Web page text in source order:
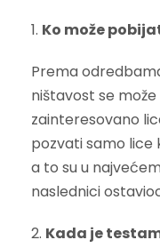
1. Ko može
Prema
ništavost se
zainteresovano
pozvati samo lice
a to su u
naslednici
2. Kada je